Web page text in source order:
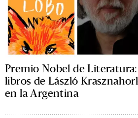
Premio Nobel de
libros de László
en la Argentina